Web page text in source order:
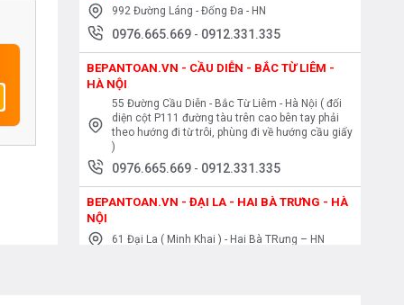
992 Đường Láng - Đống Đa - HN
0976.665.669 - 0912.331.335
BEPANTOAN.VN - CẦU DIỄN - BẮC TỪ LIÊM -
HÀ NỘI
55 Đường Cầu Diễn - Bắc Từ Liêm - Hà Nội ( đối
diện cột P111 đường tàu trên cao bên tay phải
theo hướng đi từ trôi, phùng đi về hướng cầu giấy
)
0976.665.669 - 0912.331.335
BEPANTOAN.VN - ĐẠI LA - HAI BÀ TRƯNG - HÀ
NỘI
61 Đại La ( Minh Khai ) - Hai Bà TRưng – HN